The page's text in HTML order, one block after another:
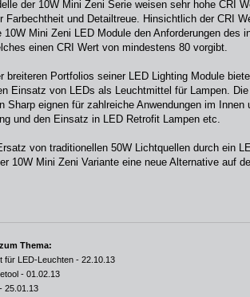
der 10W Mini Zeni Serie weisen sehr hohe CRI
Farbechtheit und Detailtreue. Hinsichtlich der CRI
10W Mini Zeni LED Module den Anforderungen des
einen CRI Wert von mindestens 80 vorgibt.
breiteren Portfolios seiner LED Lighting Module
Einsatz von LEDs als Leuchtmittel für Lampen.
Sharp eignen für zahlreiche Anwendungen im
und den Einsatz in LED Retrofit Lampen etc.
von traditionellen 50W Lichtquellen durch ein
10W Mini Zeni Variante eine neue Alternative auf
Thema:
für LED-Leuchten - 22.10.13
- 01.02.13
- 25.01.13